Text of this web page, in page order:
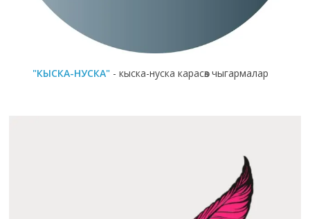
"КЫСКА-НУСКА" - кыска-нуска карасөз чыгармалар